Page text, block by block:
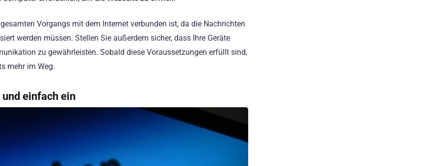
Vorgangs mit dem Internet verbunden ist, da die Nachrichten
werden müssen. Stellen Sie außerdem sicher, dass Ihre Geräte
zu gewährleisten. Sobald diese Voraussetzungen erfüllt sind,
mehr im Weg.
einfach ein